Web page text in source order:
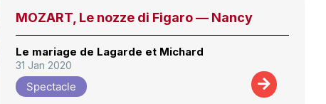
MOZART, Le nozze di Figaro — Nancy
Le mariage de Lagarde et Michard
31 Jan 2020
Spectacle